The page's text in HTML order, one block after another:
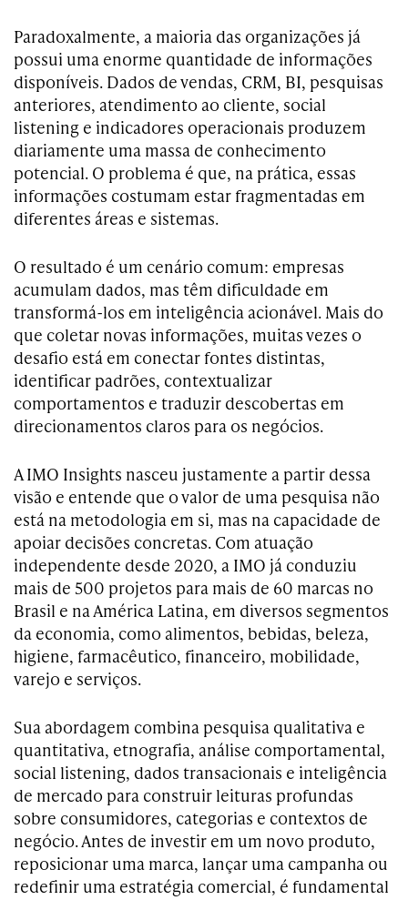
Paradoxalmente, a maioria das organizações já
possui uma enorme quantidade de informações
disponíveis. Dados de vendas, CRM, BI, pesquisas
anteriores, atendimento ao cliente, social
listening e indicadores operacionais produzem
diariamente uma massa de conhecimento
potencial. O problema é que, na prática, essas
informações costumam estar fragmentadas em
diferentes áreas e sistemas.
O resultado é um cenário comum: empresas
acumulam dados, mas têm dificuldade em
transformá-los em inteligência acionável. Mais do
que coletar novas informações, muitas vezes o
desafio está em conectar fontes distintas,
identificar padrões, contextualizar
comportamentos e traduzir descobertas em
direcionamentos claros para os negócios.
A IMO Insights nasceu justamente a partir dessa
visão e entende que o valor de uma pesquisa não
está na metodologia em si, mas na capacidade de
apoiar decisões concretas. Com atuação
independente desde 2020, a IMO já conduziu
mais de 500 projetos para mais de 60 marcas no
Brasil e na América Latina, em diversos segmentos
da economia, como alimentos, bebidas, beleza,
higiene, farmacêutico, financeiro, mobilidade,
varejo e serviços.
Sua abordagem combina pesquisa qualitativa e
quantitativa, etnografia, análise comportamental,
social listening, dados transacionais e inteligência
de mercado para construir leituras profundas
sobre consumidores, categorias e contextos de
negócio. Antes de investir em um novo produto,
reposicionar uma marca, lançar uma campanha ou
redefinir uma estratégia comercial, é fundamental